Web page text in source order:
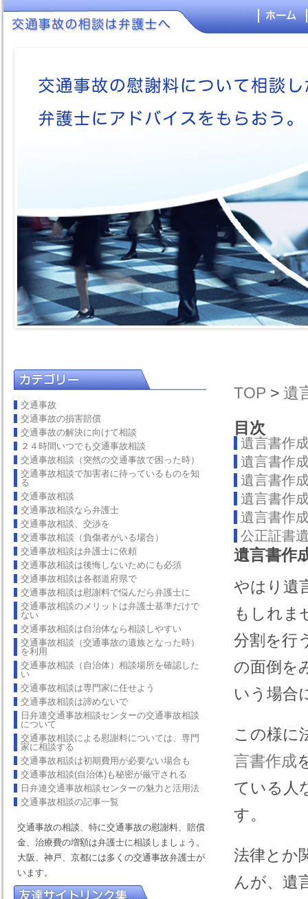
交通事故
交通事故の損害賠償
交通事故の解決に向けて相談
２４時間いつでも交通事故相談
交通事故相談（突然の交通事故で困った時）
交通事故相談で加害者に待っているものを知
る
交通事故相談
交通事故相談なら弁護士
交通事故相談、交渉を
交通事故相談（負傷者がいる場合）
交通事故相談は弁護士に依頼
交通事故相談は後悔しないためにも必須
交通事故相談は各都道府県で
交通事故相談は慰謝料で悩んだら弁護士に
交通事故相談のメリットは弁護士基準だけで
ない
交通事故相談は自治体なら相談しやすい
交通事故相談（交通事故の遺族となった時）
を利用
交通事故相談（自治体）相談場所を確認した
い
交通事故相談は専門家に任せよう
交通事故相談は諦めないで
日弁連交通事故相談センターの交通事故相談
について
交通事故相談による慰謝料については、専門
家に相談する
交通事故相談は初期費用が必要ない場合も
交通事故相談(自治体)も秘密が厳守される
日弁連交通事故相談センターの魅力と活用法
交通事故相談の記事一覧
交通事故の相談、特に交通事故の慰謝料、賠償
金、治療費の増額は弁護士に相談しましょう。
大阪、神戸、京都には多くの交通事故弁護士が
います。
TOP > 遺
目次
遺言書作
遺言書作
遺言書作
遺言書作
遺言書作
公正証書
遺言書作
やはり遺
もしれま
分割を行
の面倒を
いう場合
この様に
言書作成
ている人
す。
法律とか
んが、遺